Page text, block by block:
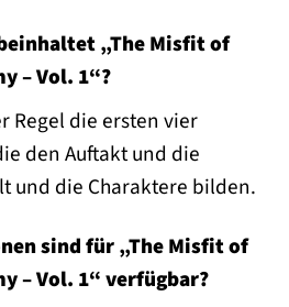
„The Misfit of
– Vol. 1“?
Regel die ersten vier
den Auftakt und die
und die Charaktere bilden.
sind für „The Misfit of
– Vol. 1“ verfügbar?